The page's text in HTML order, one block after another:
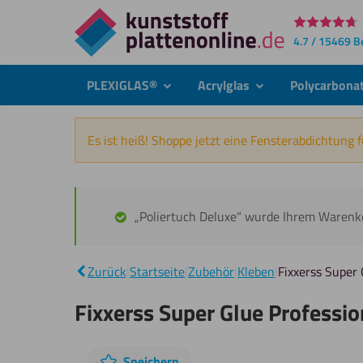
Direkt
zum
4.7 / 15469
PLEXIGLAS® submenuAcrylglas submenu
Es ist heiß! Shoppe jetzt eine Fensterabdichtung
„Poliertuch Deluxe“ wurde Ihrem
Zurück StartseiteZubehör Kleben Fixxerss
Fixxerss Super Glue